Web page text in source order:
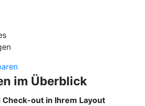
im Überblick
Check-out in Ihrem Layout